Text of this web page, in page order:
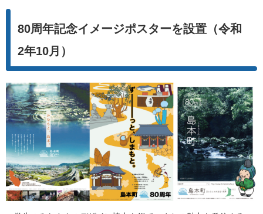
80周年記念イメージポスターを設置（令和
2年10月）